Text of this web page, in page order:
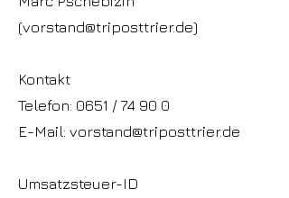
(vorstand@triposttrier.de)
Kontakt
Telefon: 0651 / 74 90 0
E-Mail: vorstand@triposttrier.de
Umsatzsteuer-ID